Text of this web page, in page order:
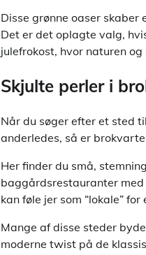
Disse grønne oaser
Det er det oplagte valg,
julefrokost, hvor naturen
Skjulte perler i
Når du søger efter et sted
anderledes, så er
Her finder du små,
baggårdsrestauranter med
kan føle jer som “lokale” for
Mange af disse steder
moderne twist på de